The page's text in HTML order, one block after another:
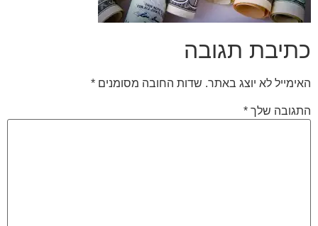
כתיבת תגובה
האימייל לא יוצג באתר. שדות החובה מסומנים *
התגובה שלך *